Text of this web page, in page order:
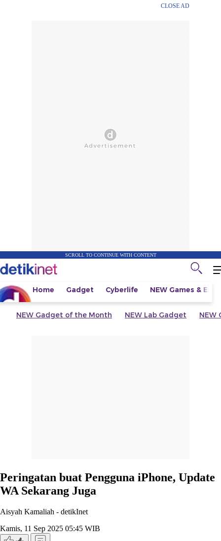
CLOSE AD
SCROLL TO CONTINUE WITH CONTENT
Home Gadget Cyberlife NEW Games &
NEW Gadget of the Month NEW Lab Gadget NEW
Peringatan buat Pengguna iPhone, Update
WA Sekarang Juga
Aisyah Kamaliah - detikInet
Kamis, 11 Sep 2025 05:45 WIB